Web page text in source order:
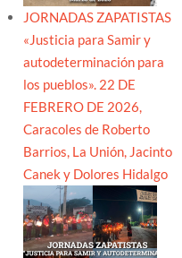
JORNADAS ZAPATISTAS
«Justicia para Samir y
autodeterminación para
los pueblos». 22 DE
FEBRERO DE 2026,
Caracoles de Roberto
Barrios, La Unión, Jacinto
Canek y Dolores Hidalgo